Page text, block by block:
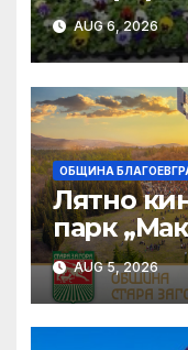
на
в
AUG 6, 2026
ОБЩИНА
Лятно
парк
август в
AUG 5, 2026